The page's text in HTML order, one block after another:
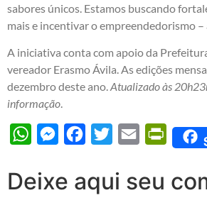
sabores únicos. Estamos buscando
mais e incentivar o empreendedorismo –
A iniciativa conta com apoio da
vereador Erasmo Ávila. As edições
dezembro deste ano.Atualizado às
informação.
WhatsAppMessengerFacebook
Twitter Email
Deixe aqui seu